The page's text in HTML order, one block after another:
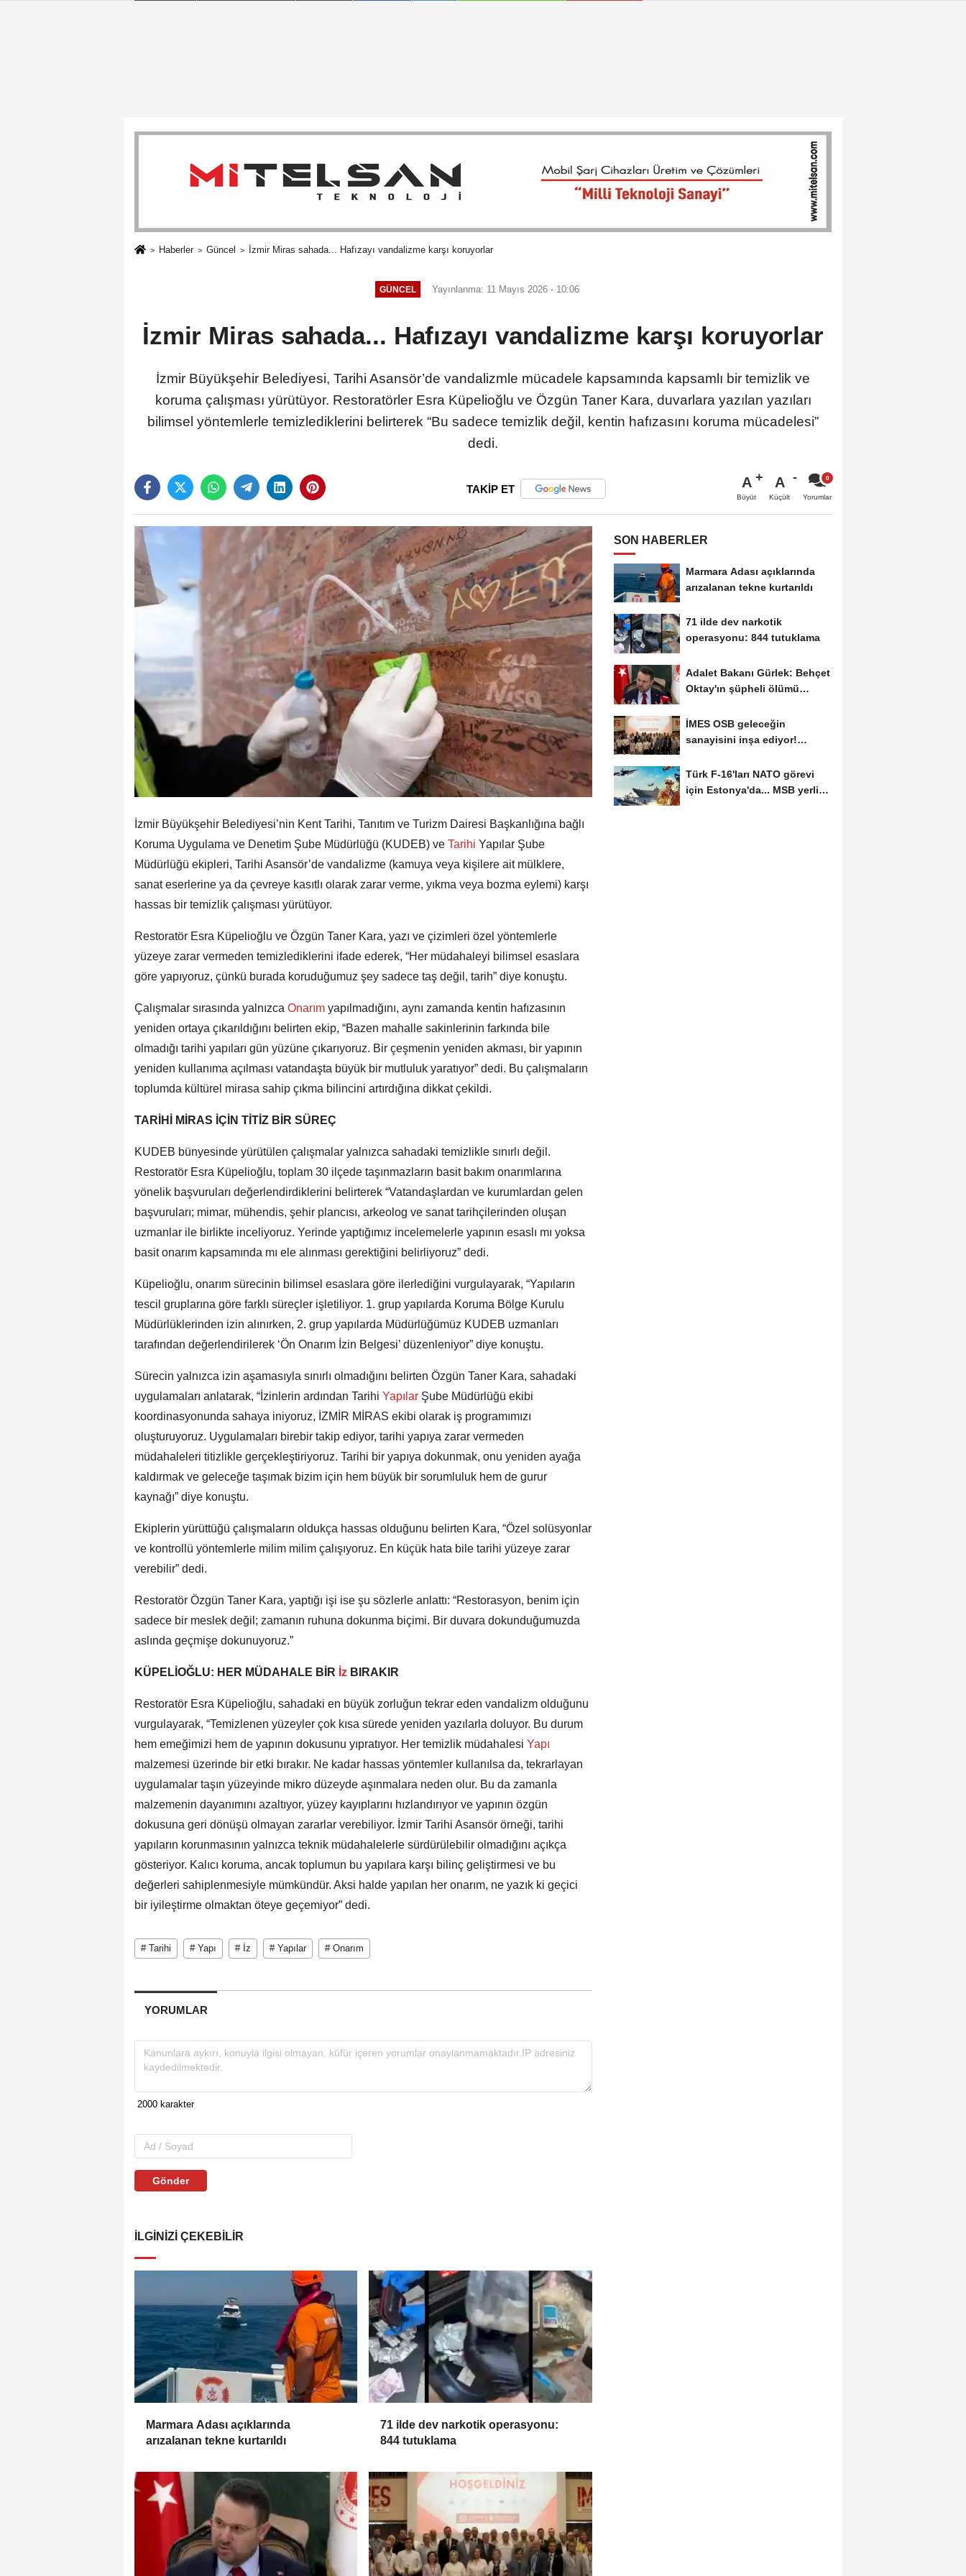
Haberler Güncel İzmir Miras sahada... Hafızayı vandalizme karşı koruyorlar
GÜNCEL Yayınlanma: 11 Mayıs 2026 - 10:06
İzmir Miras sahada... Hafızayı vandalizme karşı koruyorlar
İzmir Büyükşehir Belediyesi, Tarihi Asansör’de vandalizmle mücadele kapsamında kapsamlı bir temizlik ve
koruma çalışması yürütüyor. Restoratörler Esra Küpelioğlu ve Özgün Taner Kara, duvarlara yazılan yazıları
bilimsel yöntemlerle temizlediklerini belirterek “Bu sadece temizlik değil, kentin hafızasını koruma mücadelesi”
dedi.
TAKİP ET A
Büyüt
A
Küçült Yorumlar
İzmir Büyükşehir Belediyesi’nin Kent Tarihi, Tanıtım ve Turizm Dairesi Başkanlığına bağlı
Koruma Uygulama ve Denetim Şube Müdürlüğü (KUDEB) ve Tarihi Yapılar Şube
Müdürlüğü ekipleri, Tarihi Asansör’de vandalizme (kamuya veya kişilere ait mülklere,
sanat eserlerine ya da çevreye kasıtlı olarak zarar verme, yıkma veya bozma eylemi) karşı
hassas bir temizlik çalışması yürütüyor.
Restoratör Esra Küpelioğlu ve Özgün Taner Kara, yazı ve çizimleri özel yöntemlerle
yüzeye zarar vermeden temizlediklerini ifade ederek, “Her müdahaleyi bilimsel esaslara
göre yapıyoruz, çünkü burada koruduğumuz şey sadece taş değil, tarih” diye konuştu.
Çalışmalar sırasında yalnızca Onarım yapılmadığını, aynı zamanda kentin hafızasının
yeniden ortaya çıkarıldığını belirten ekip, “Bazen mahalle sakinlerinin farkında bile
olmadığı tarihi yapıları gün yüzüne çıkarıyoruz. Bir çeşmenin yeniden akması, bir yapının
yeniden kullanıma açılması vatandaşta büyük bir mutluluk yaratıyor” dedi. Bu çalışmaların
toplumda kültürel mirasa sahip çıkma bilincini artırdığına dikkat çekildi.
TARİHİ MİRAS İÇİN TİTİZ BİR SÜREÇ
KUDEB bünyesinde yürütülen çalışmalar yalnızca sahadaki temizlikle sınırlı değil.
Restoratör Esra Küpelioğlu, toplam 30 ilçede taşınmazların basit bakım onarımlarına
yönelik başvuruları değerlendirdiklerini belirterek “Vatandaşlardan ve kurumlardan gelen
başvuruları; mimar, mühendis, şehir plancısı, arkeolog ve sanat tarihçilerinden oluşan
uzmanlar ile birlikte inceliyoruz. Yerinde yaptığımız incelemelerle yapının esaslı mı yoksa
basit onarım kapsamında mı ele alınması gerektiğini belirliyoruz” dedi.
Küpelioğlu, onarım sürecinin bilimsel esaslara göre ilerlediğini vurgulayarak, “Yapıların
tescil gruplarına göre farklı süreçler işletiliyor. 1. grup yapılarda Koruma Bölge Kurulu
Müdürlüklerinden izin alınırken, 2. grup yapılarda Müdürlüğümüz KUDEB uzmanları
tarafından değerlendirilerek ‘Ön Onarım İzin Belgesi’ düzenleniyor” diye konuştu.
Sürecin yalnızca izin aşamasıyla sınırlı olmadığını belirten Özgün Taner Kara, sahadaki
uygulamaları anlatarak, “İzinlerin ardından Tarihi Yapılar Şube Müdürlüğü ekibi
koordinasyonunda sahaya iniyoruz, İZMİR MİRAS ekibi olarak iş programımızı
oluşturuyoruz. Uygulamaları birebir takip ediyor, tarihi yapıya zarar vermeden
müdahaleleri titizlikle gerçekleştiriyoruz. Tarihi bir yapıya dokunmak, onu yeniden ayağa
kaldırmak ve geleceğe taşımak bizim için hem büyük bir sorumluluk hem de gurur
kaynağı” diye konuştu.
Ekiplerin yürüttüğü çalışmaların oldukça hassas olduğunu belirten Kara, “Özel solüsyonlar
ve kontrollü yöntemlerle milim milim çalışıyoruz. En küçük hata bile tarihi yüzeye zarar
verebilir” dedi.
Restoratör Özgün Taner Kara, yaptığı işi ise şu sözlerle anlattı: “Restorasyon, benim için
sadece bir meslek değil; zamanın ruhuna dokunma biçimi. Bir duvara dokunduğumuzda
aslında geçmişe dokunuyoruz.”
KÜPELİOĞLU: HER MÜDAHALE BİR İz BIRAKIR
Restoratör Esra Küpelioğlu, sahadaki en büyük zorluğun tekrar eden vandalizm olduğunu
vurgulayarak, “Temizlenen yüzeyler çok kısa sürede yeniden yazılarla doluyor. Bu durum
hem emeğimizi hem de yapının dokusunu yıpratıyor. Her temizlik müdahalesi Yapı
malzemesi üzerinde bir etki bırakır. Ne kadar hassas yöntemler kullanılsa da, tekrarlayan
uygulamalar taşın yüzeyinde mikro düzeyde aşınmalara neden olur. Bu da zamanla
malzemenin dayanımını azaltıyor, yüzey kayıplarını hızlandırıyor ve yapının özgün
dokusuna geri dönüşü olmayan zararlar verebiliyor. İzmir Tarihi Asansör örneği, tarihi
yapıların korunmasının yalnızca teknik müdahalelerle sürdürülebilir olmadığını açıkça
gösteriyor. Kalıcı koruma, ancak toplumun bu yapılara karşı bilinç geliştirmesi ve bu
değerleri sahiplenmesiyle mümkündür. Aksi halde yapılan her onarım, ne yazık ki geçici
bir iyileştirme olmaktan öteye geçemiyor” dedi.
# Tarihi # Yapı # İz # Yapılar # Onarım
YORUMLAR
Gönder
İLGINIZI ÇEKEBILIR
Marmara Adası açıklarında
arızalanan tekne kurtarıldı
71 ilde dev narkotik operasyonu:
844 tutuklama
SON HABERLER
Marmara Adası açıklarında
arızalanan tekne kurtarıldı
71 ilde dev narkotik
operasyonu: 844 tutuklama
Adalet Bakanı Gürlek: Behçet
Oktay'ın şüpheli ölümü
İMES OSB geleceğin
sanayisini inşa ediyor!
Türk F-16'ları NATO görevi
için Estonya'da... MSB yerli